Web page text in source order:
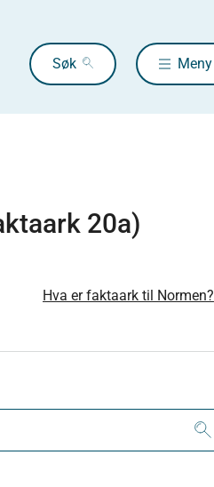
Søk Meny
20a)
Hva er faktaark til Normen?